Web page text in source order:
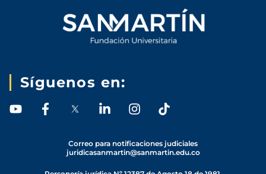
Síguenos en:
Y
F
o
L
k
e
d
I
t
a
g
T
t
o
k
Correo para notificaciones judiciales
juridicasanmartin@sanmartin.edu.co